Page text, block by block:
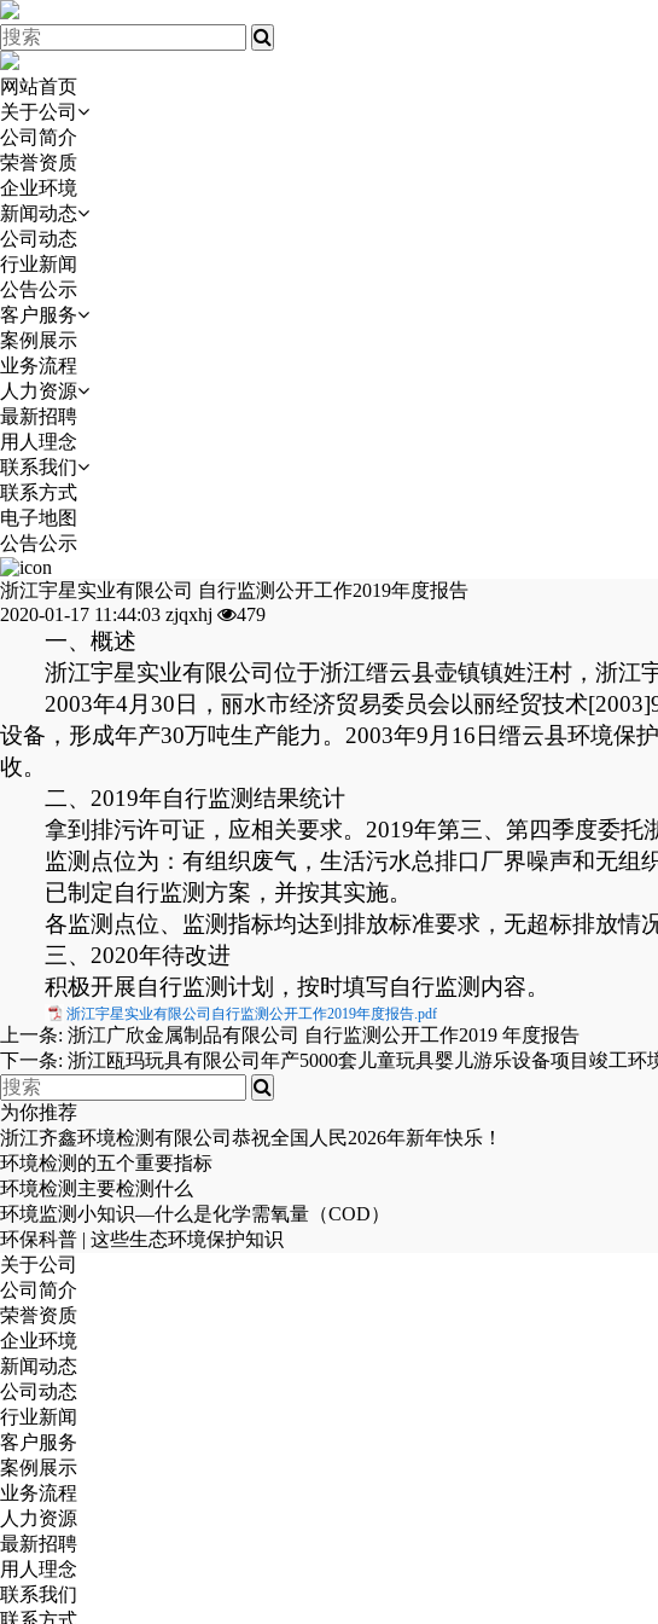
网站首页
关于公司
公司简介
荣誉资质
企业环境
新闻动态
公司动态
行业新闻
公告公示
客户服务
案例展示
业务流程
人力资源
最新招聘
用人理念
联系我们
联系方式
电子地图
公告公示
浙江宇星实业有限公司 自行监测公开工作2019年度报告
2020-01-17 11:44:03 zjqxhj 479
一、概述
浙江宇星实业有限公司位于浙江缙云县壶镇镇姓汪村，浙江
2003年4月 30 日，丽水市经济贸易委员会以丽经贸技术
设备，形成年产30万吨生产能力。 2003年9 月 16 日缙云县环境保
收。
二、 2019年自行监测结果统计
拿到排污许可证，应相关要求。 2019年第三、第四季度委托
监测点位为：有组织废气，生活污水总排口厂界噪声和无组
已制定自行监测方案，并按其实施。
各监测点位、监测指标均达到排放标准要求，无超标排放情况
三、 2020年待改进
积极开展自行监测计划，按时填写自行监测内容。
浙江宇星实业有限公司自行监测公开工作2019年度报告.pdf
上一条: 浙江广欣金属制品有限公司 自行监测公开工作2019 年度报告
下一条: 浙江瓯玛玩具有限公司年产5000套儿童玩具婴儿游乐设备项目竣工环
为你推荐
浙江齐鑫环境检测有限公司恭祝全国人民2026年新年快乐！
环境检测的五个重要指标
环境检测主要检测什么
环境监测小知识—什么是化学需氧量（COD）
环保科普 | 这些生态环境保护知识
关于公司
公司简介
荣誉资质
企业环境
新闻动态
公司动态
行业新闻
客户服务
案例展示
业务流程
人力资源
最新招聘
用人理念
联系我们